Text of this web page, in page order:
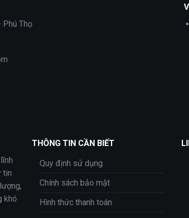
Thọ
tin
khó
THÔNG TIN CẦN BIẾT
Quy định sử dụng
Chính sách bảo mật
Hình thức thanh toán